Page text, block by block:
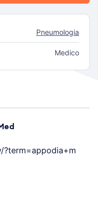
Pneumologia
Medico
?term=appodia+m